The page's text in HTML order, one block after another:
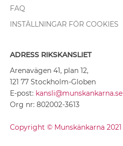
FAQ
INSTÄLLNINGAR FÖR COOKIES
ADRESS RIKSKANSLIET
Arenavägen 41, plan 12,
121 77 Stockholm-Globen
E-post: kansli@munskankarna.se
Org nr: 802002-3613
Copyright © Munskänkarna 2021